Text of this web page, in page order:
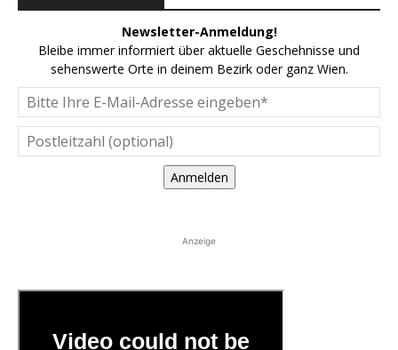
Newsletter-Anmeldung!
Bleibe immer informiert über aktuelle Geschehnisse und
sehenswerte Orte in deinem Bezirk oder ganz Wien.
Anmelden
Anzeige